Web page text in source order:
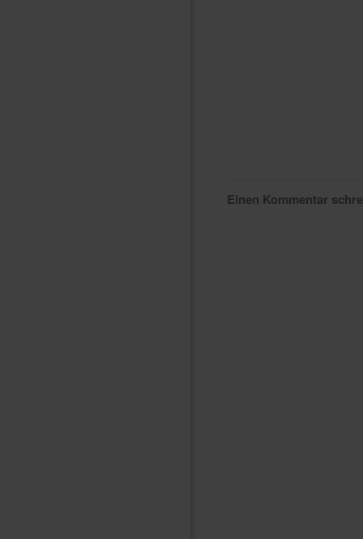
Einen Kommentar